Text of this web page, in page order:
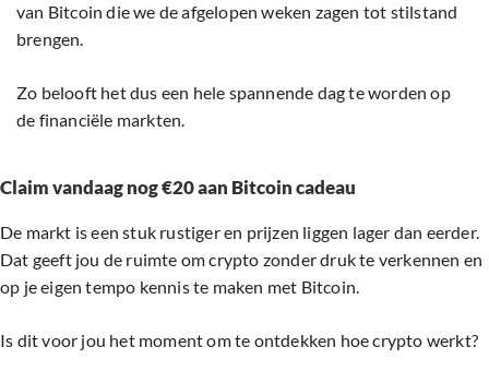
van Bitcoin die we de afgelopen weken zagen tot stilstand
brengen.
Zo belooft het dus een hele spannende dag te worden op
de financiële markten.
Claim vandaag nog €20 aan Bitcoin cadeau
De markt is een stuk rustiger en prijzen liggen lager dan eerder.
Dat geeft jou de ruimte om crypto zonder druk te verkennen en
op je eigen tempo kennis te maken met Bitcoin.
Is dit voor jou het moment om te ontdekken hoe crypto werkt?